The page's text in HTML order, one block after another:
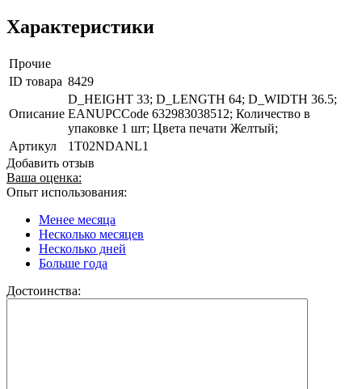
Характеристики
Прочие
ID товара 8429
Описание
D_HEIGHT 33; D_LENGTH 64; D_WIDTH 36.5;
EANUPCCode 632983038512; Количество в
упаковке 1 шт; Цвета печати Желтый;
Артикул
1T02NDANL1
Добавить отзыв
Ваша оценка:
Опыт использования:
Менее месяца
Несколько месяцев
Несколько дней
Больше года
Достоинства: